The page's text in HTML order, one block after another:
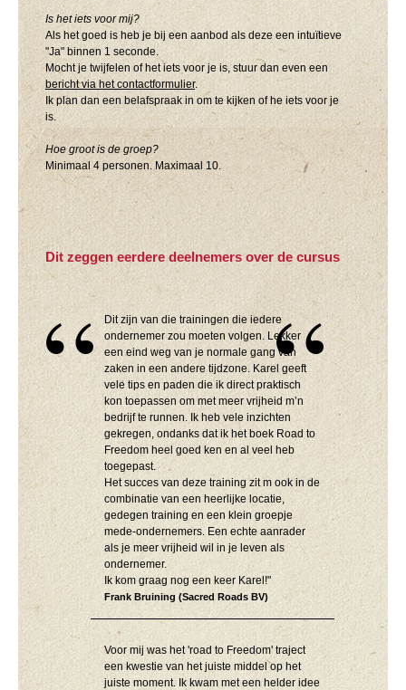
Is het iets voor mij?
Als het goed is heb je bij een aanbod als deze een intuïtieve
"Ja" binnen 1 seconde.
Mocht je twijfelen of het iets voor je is, stuur dan even een
bericht via het contactformulier.
Ik plan dan een belafspraak in om te kijken of he iets voor je
is.
Hoe groot is de groep?
Minimaal 4 personen. Maximaal 10.
Dit zeggen eerdere deelnemers over de cursus
Dit zijn van die trainingen die iedere
ondernemer zou moeten volgen. Lekker
een eind weg van je normale gang van
zaken in een andere tijdzone. Karel geeft
vele tips en paden die ik direct praktisch
kon toepassen om met meer vrijheid m’n
bedrijf te runnen. Ik heb vele inzichten
gekregen, ondanks dat ik het boek Road to
Freedom heel goed ken en al veel heb
toegepast.
Het succes van deze training zit m ook in de
combinatie van een heerlijke locatie,
gedegen training en een klein groepje
mede-ondernemers. Een echte aanrader
als je meer vrijheid wil in je leven als
ondernemer.
Ik kom graag nog een keer Karel!"
Frank Bruining (Sacred Roads BV)
Voor mij was het 'road to Freedom' traject
een kwestie van het juiste middel op het
juiste moment. Ik kwam met een helder idee